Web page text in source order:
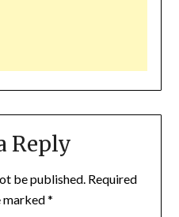
Reply
be published. Required
marked*